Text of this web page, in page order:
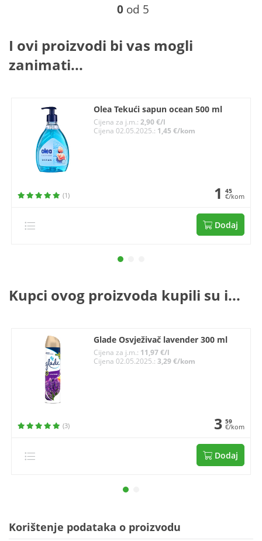
0 od 5
I ovi proizvodi bi vas mogli
zanimati...
Olea Tekući sapun ocean 500 ml
Cijena za j.m.:2,90 €/l
Cijena 02.05.2025.: 1,45 €/kom
(1) 1 45
€/kom
Dodaj
Kupci ovog proizvoda kupili su i...
Glade Osvježivač lavender 300 ml
Cijena za j.m.: 11,97 €/l
Cijena 02.05.2025.:3,29 €/kom
(3) 3 59
€/kom
Dodaj
Korištenje podataka o proizvodu